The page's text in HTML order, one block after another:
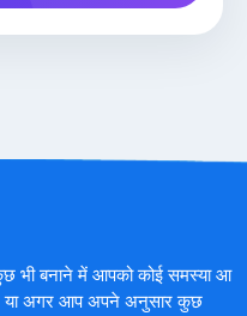
भी बनाने में आपको कोई समस्या आ
या अगर आप अपने अनुसार कुछ